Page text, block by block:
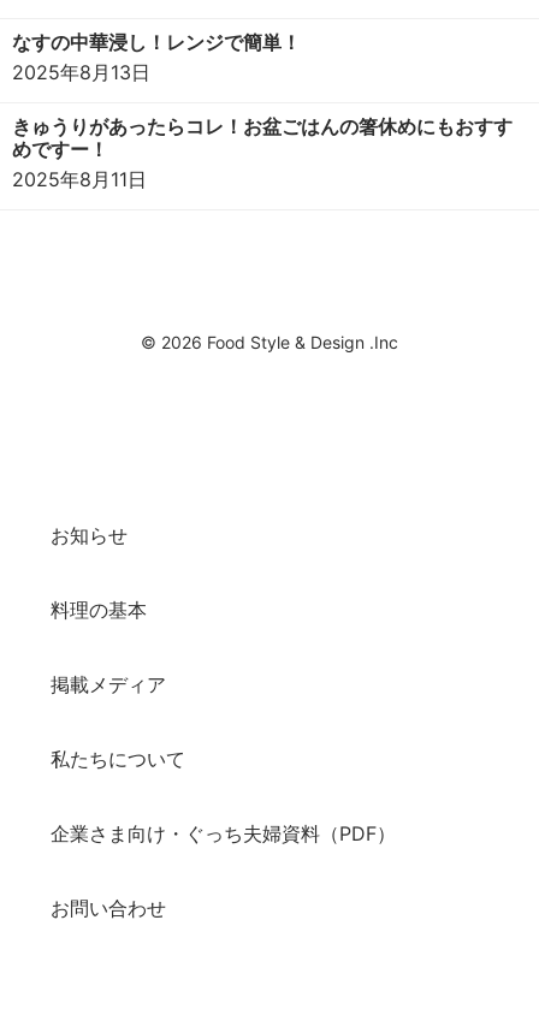
なすの中華浸し！レンジで簡単！
2025年8月13日
きゅうりがあったらコレ！お盆ごはんの箸休めにもおすす
めですー！
2025年8月11日
© 2026 Food Style & Design .Inc
お知らせ
料理の基本
掲載メディア
私たちについて
企業さま向け・ぐっち夫婦資料（PDF）
お問い合わせ